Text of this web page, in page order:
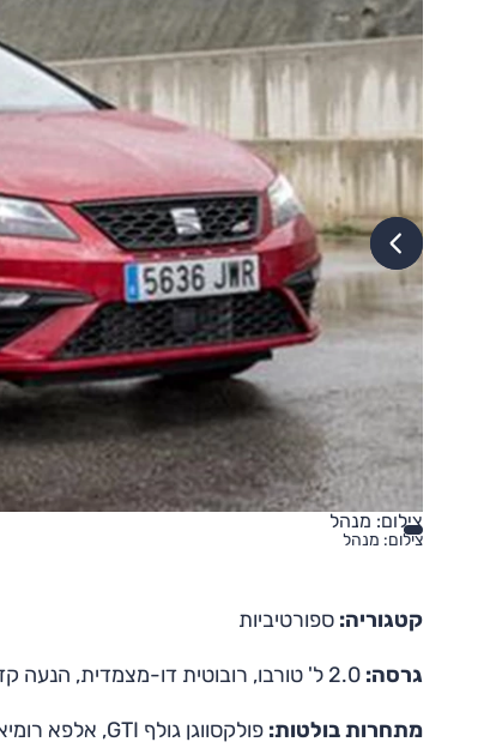
צילום: מנהל
צילום: מנהל
קטגוריה: ספורטיביות
גרסה:
מתחרות בולטות: פולקסווגן גולף GTI, אלפא רומיאו ג'ולייטה תלתן ירוק, פיג'ו 308, הונדה סיוויק טייפ R